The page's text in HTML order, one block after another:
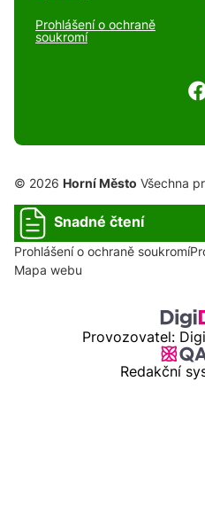
Prohlášení o ochraně
soukromí
© 2026 Horní Město Všechna
Snadné čtení
Prohlášení o ochraně soukromí
Mapa webu
Provozovatel:
Redakční